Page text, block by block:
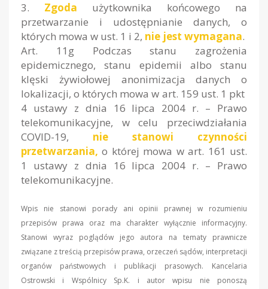
3. Zgoda użytkownika końcowego na
przetwarzanie i udostępnianie danych, o
których mowa w ust. 1 i 2, nie jest wymagana.
Art. 11g Podczas stanu zagrożenia
epidemicznego, stanu epidemii albo stanu
klęski żywiołowej anonimizacja danych o
lokalizacji, o których mowa w art. 159 ust. 1 pkt
4 ustawy z dnia 16 lipca 2004 r. – Prawo
telekomunikacyjne, w celu przeciwdziałania
COVID-19, nie stanowi czynności
przetwarzania, o której mowa w art. 161 ust.
1 ustawy z dnia 16 lipca 2004 r. – Prawo
telekomunikacyjne.
Wpis nie stanowi porady ani opinii prawnej w rozumieniu
przepisów prawa oraz ma charakter wyłącznie informacyjny.
Stanowi wyraz poglądów jego autora na tematy prawnicze
związane z treścią przepisów prawa, orzeczeń sądów, interpretacji
organów państwowych i publikacji prasowych. Kancelaria
Ostrowski i Wspólnicy Sp.K. i autor wpisu nie ponoszą